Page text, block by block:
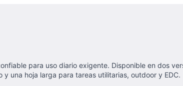
para uso diario exigente. Disponible en dos
y una hoja larga para tareas utilitarias, outdoor y EDC.